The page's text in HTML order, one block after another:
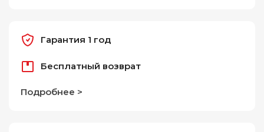
Гарантия 1 год
Бесплатный возврат
Подробнее >